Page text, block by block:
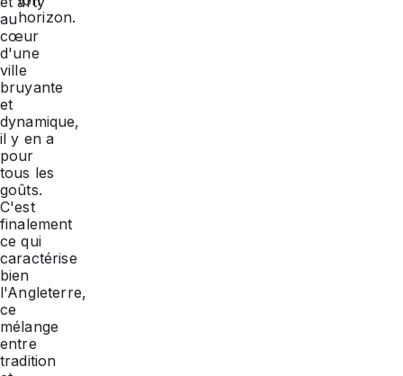
au
cœur
d'une
ville
bruyante
et
dynamique,
il y en a
pour
tous les
goûts.
C'est
finalement
ce qui
caractérise
bien
l'Angleterre,
ce
mélange
entre
tradition
horizon.